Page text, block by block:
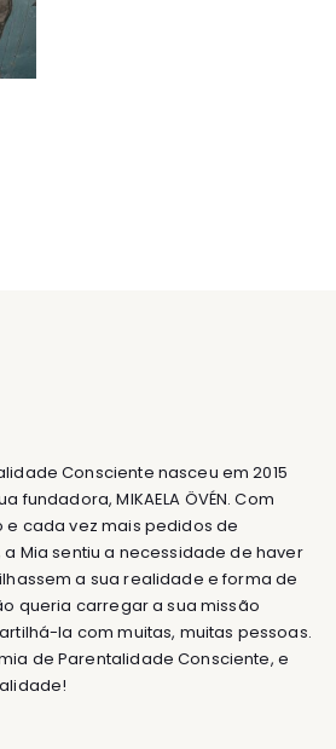
Consciente nasceu em 2015
fundadora, MIKAELA ÖVÉN. Com
cada vez mais pedidos de
Mia sentiu a necessidade de haver
a sua realidade e forma de
queria carregar a sua missão
la com muitas, muitas pessoas.
de Parentalidade Consciente, e